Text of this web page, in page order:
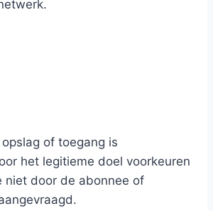
of toegang is
het legitieme doel voorkeuren
niet door de abonnee of